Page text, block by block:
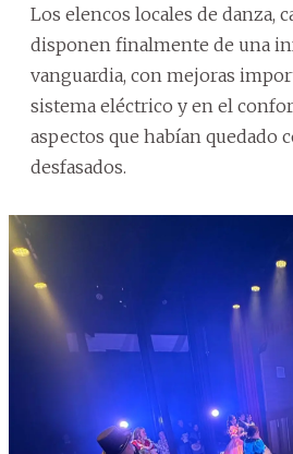
Los elencos locales de danza,
disponen finalmente de una
vanguardia, con mejoras
sistema eléctrico y en el
aspectos que habían quedado
desfasados.